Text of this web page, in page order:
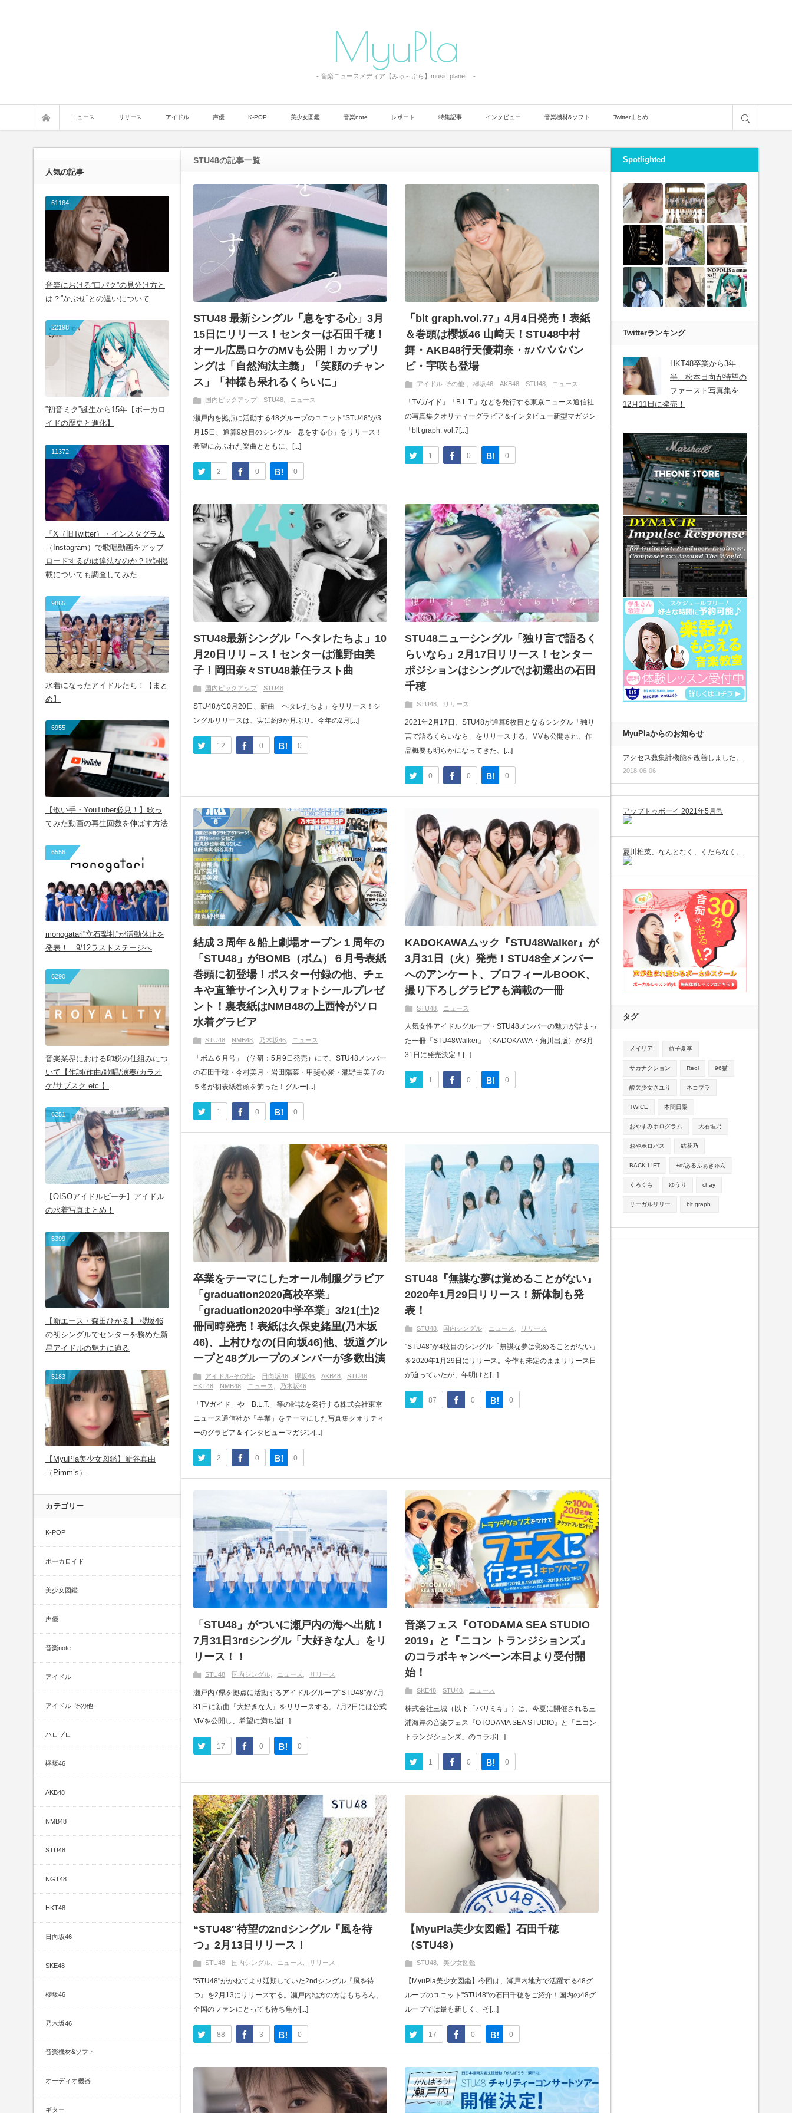
MyuPla
- 音楽ニュースメディア【みゅ～ぷら】music planet -
ニュース リリース アイドル 声優 K-POP 美少女図鑑 音楽note レポート 特集記事 インタビュー 音楽機材&ソフト Twitterまとめ
STU48の記事一覧
STU48 最新シングル「息をする心」3月
15日にリリース！センターは石田千穂！
オール広島ロケのMVも公開！カップリ
ングは「自然淘汰主義」「笑顔のチャン
ス」「神様も呆れるくらいに」
国内ピックアップ STU48 ニュース
瀬戸内を拠点に活動する48グループのユニット"STU48"が3
月15日、通算9枚目のシングル「息をする心」をリリース！
希望にあふれた楽曲とともに、[...]
2 0 0
「blt graph.vol.77」4月4日発売！表紙
＆巻頭は櫻坂46 山﨑天！STU48中村
舞・AKB48行天優莉奈・#ババババン
ビ・宇咲も登場
アイドル-その他- 欅坂46 AKB48 STU48 ニュース
「TVガイド」「B.L.T.」などを発行する東京ニュース通信社
の写真集クオリティーグラビア＆インタビュー新型マガジン
「blt graph. vol.7[...]
1 0 0
STU48最新シングル「ヘタレたちよ」10
月20日リリ－ス！センターは瀧野由美
子！岡田奈々STU48兼任ラスト曲
国内ピックアップ STU48
STU48が10月20日、新曲「ヘタレたちよ」をリリース！シ
ングルリリースは、実に約9か月ぶり。今年の2月[...]
12 0 0
STU48ニューシングル「独り言で語るく
らいなら」2月17日リリース！センター
ポジションはシングルでは初選出の石田
千穂
STU48 リリース
2021年2月17日、STU48が通算6枚目となるシングル「独り
言で語るくらいなら」をリリースする。MVも公開され、作
品概要も明らかになってきた。[...]
0 0 0
結成３周年＆船上劇場オープン１周年の
「STU48」がBOMB（ボム）６月号表紙
巻頭に初登場！ポスター付録の他、チェ
キや直筆サイン入りフォトシールプレゼ
ント！裏表紙はNMB48の上西怜がソロ
水着グラビア
STU48 NMB48 乃木坂46 ニュース
「ボム６月号」（学研：5月9日発売）にて、STU48メンバー
の石田千穂・今村美月・岩田陽菜・甲斐心愛・瀧野由美子の
５名が初表紙巻頭を飾った！グルー[...]
1 0 0
KADOKAWAムック『STU48Walker』が
3月31日（火）発売！STU48全メンバー
へのアンケート、プロフィールBOOK、
撮り下ろしグラビアも満載の一冊
STU48 ニュース
人気女性アイドルグループ・STU48メンバーの魅力が詰まっ
た一冊『STU48Walker』（KADOKAWA・角川出版）が3月
31日に発売決定！[...]
1 0 0
卒業をテーマにしたオール制服グラビア
「graduation2020高校卒業」
「graduation2020中学卒業」3/21(土)2
冊同時発売！表紙は久保史緒里(乃木坂
46)、上村ひなの(日向坂46)他、坂道グル
ープと48グループのメンバーが多数出演
アイドル-その他- 日向坂46 欅坂46 AKB48
STU48
HKT48
NMB48 ニュース 乃木坂46
「TVガイド」や「B.L.T.」等の雑誌を発行する株式会社東京
ニュース通信社が「卒業」をテーマにした写真集クオリティ
ーのグラビア＆インタビューマガジン[...]
2 0 0
STU48『無謀な夢は覚めることがない』
2020年1月29日リリース！新体制も発
表！
STU48 国内シングル ニュース リリース
"STU48"が4枚目のシングル「無謀な夢は覚めることがない」
を2020年1月29日にリリース。今作も未定のままリリース日
が迫っていたが、年明けと[...]
87 0 0
「STU48」がついに瀬戸内の海へ出航！
7月31日3rdシングル「大好きな人」をリ
リース！！
STU48 国内シングル ニュース リリース
瀬戸内7県を拠点に活動するアイドルグループ"STU48"が7月
31日に新曲『大好きな人』をリリースする。7月2日には公式
MVを公開し、希望に満ち溢[...]
17 0 0
音楽フェス『OTODAMA SEA STUDIO
2019』と『ニコン トランジションズ』
のコラボキャンペーン本日より受付開
始！
SKE48 STU48 ニュース
株式会社三城（以下「パリミキ」）は、今夏に開催される三
浦海岸の音楽フェス『OTODAMA SEA STUDIO』と「ニコン
トランジションズ」のコラボ[...]
1 0 0
“STU48″待望の2ndシングル『風を待
つ』2月13日リリース！
STU48 国内シングル ニュース リリース
"STU48"がかねてより延期していた2ndシングル『風を待
つ』を2月13にリリースする。瀬戸内地方の方はもちろん、
全国のファンにとっても待ち焦が[...]
88 3 0
【MyuPla美少女図鑑】石田千穂
（STU48）
STU48 美少女図鑑
【MyuPla美少女図鑑】今回は、瀬戸内地方で活躍する48グ
ループのユニット"STU48"の石田千穂をご紹介！国内の48グ
ループでは最も新しく、そ[...]
17 0 0
人気の記事
61164
音楽における”口パク”の見分け方と
は？”かぶせ”との違いについて
22198
”初音ミク”誕生から15年【ボーカロ
イドの歴史と進化】
11372
「X（旧Twitter）・インスタグラム
（Instagram）で歌唱動画をアップ
ロードするのは違法なのか？歌詞掲
載についても調査してみた
9865
水着になったアイドルたち！【まと
め】
6955
【歌い手・YouTuber必見！】歌っ
てみた動画の再生回数を伸ばす方法
6556
monogatari”立石梨礼”が活動休止を
発表！ 9/12ラストステージへ
6290
音楽業界における印税の仕組みにつ
いて【作詞/作曲/歌唱/演奏/カラオ
ケ/サブスク etc.】
6251
【OISOアイドルビーチ】アイドル
の水着写真まとめ！
5399
【新エース・森田ひかる】 櫻坂46
の初シングルでセンターを務めた新
星アイドルの魅力に迫る
5183
【MyuPla美少女図鑑】新谷真由
（Pimm’s）
カテゴリー
K-POP
ボーカロイド
美少女図鑑
声優
音楽note
アイドル
アイドル-その他-
ハロプロ
欅坂46
AKB48
NMB48
STU48
NGT48
HKT48
日向坂46
SKE48
櫻坂46
乃木坂46
音楽機材&ソフト
オーディオ機器
ギター
Spotlighted
Twitterランキング
-
HKT48卒業から3年
半、松本日向が待望の
ファースト写真集を
12月11日に発売！
MyuPlaからのお知らせ
アクセス数集計機能を改善しました。
2018-06-06
アップトゥボーイ 2021年5月号
夏川椎菜、なんとなく、くだらなく。
タグ
メイリア 益子夏季
サカナクション Reol 96猫
酸欠少女さユり ネコプラ
TWICE 本間日陽
おやすみホログラム 大石理乃
おやホロバス 結花乃
BACK LIFT +α/あるふぁきゅん
くろくも ゆうり chay
リーガルリリー blt graph.